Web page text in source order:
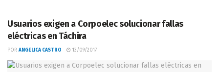
Usuarios exigen a Corpoelec solucionar fallas
eléctricas en Táchira
POR ANGELICA CASTRO 13/09/2017